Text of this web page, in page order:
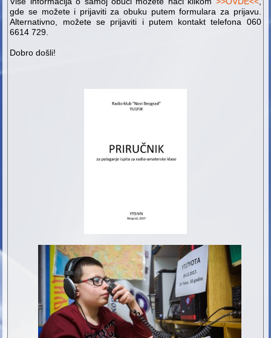
gde se možete i prijaviti za obuku putem formulara za prijavu.
Alternativno, možete se prijaviti i putem kontakt telefona 060
6614 729.
Dobro došli!